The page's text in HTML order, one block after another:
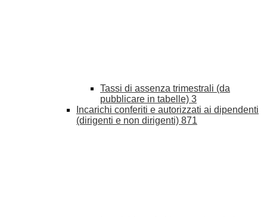
Tassi di assenza trimestrali (da
pubblicare in tabelle) 3
Incarichi conferiti e autorizzati ai dipendenti
(dirigenti e non dirigenti) 871